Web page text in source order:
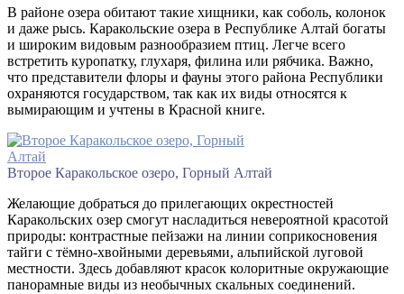
В районе озера обитают такие хищники, как соболь, колонок
и даже рысь. Каракольские озера в Республике Алтай богаты
и широким видовым разнообразием птиц. Легче всего
встретить куропатку, глухаря, филина или рябчика. Важно,
что представители флоры и фауны этого района Республики
охраняются государством, так как их виды относятся к
вымирающим и учтены в Красной книге.
Второе Каракольское озеро, Горный Алтай
Желающие добраться до прилегающих окрестностей
Каракольских озер смогут насладиться невероятной красотой
природы: контрастные пейзажи на линии соприкосновения
тайги с тёмно-хвойными деревьями, альпийской луговой
местности. Здесь добавляют красок колоритные окружающие
панорамные виды из необычных скальных соединений.